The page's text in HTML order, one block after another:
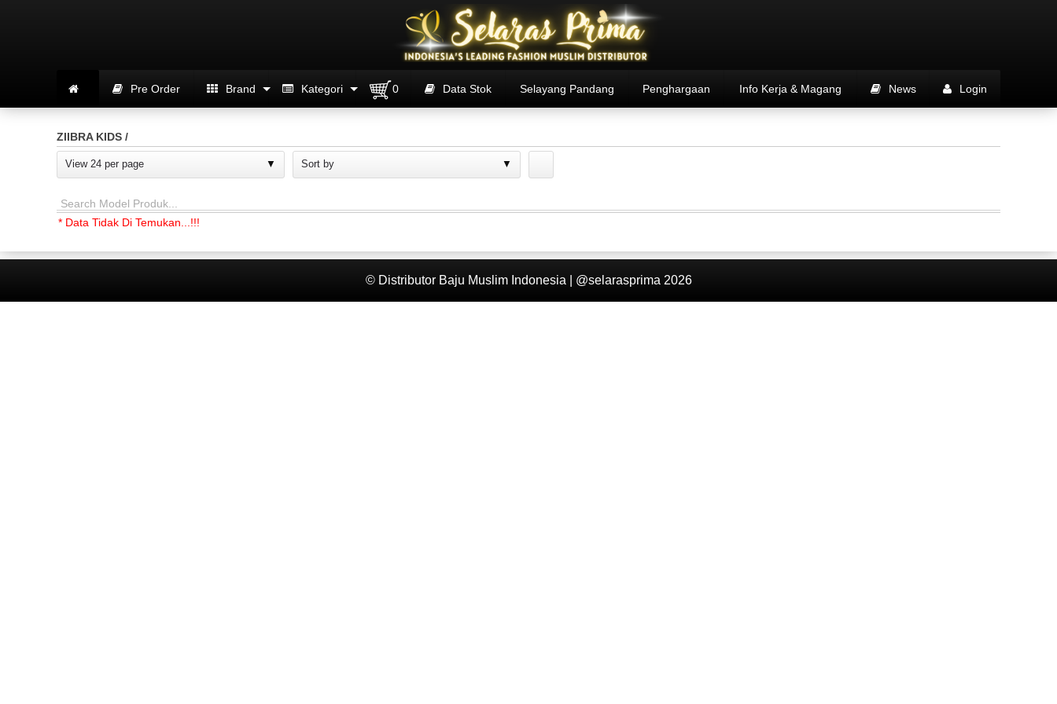
Pre Order Brand Kategori 0 Data Stok Selayang Pandang Penghargaan Info Kerja & Magang News Login
ZIIBRA KIDS /
View 24 per page Sort by
Search Model Produk...
* Data Tidak Di Temukan...!!!
© Distributor Baju Muslim Indonesia | @selarasprima 2026